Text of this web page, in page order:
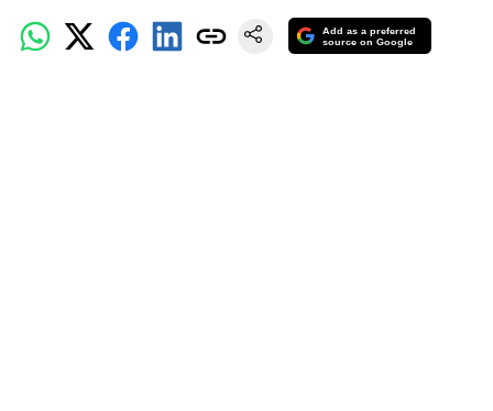
Add as a preferred
source on Google